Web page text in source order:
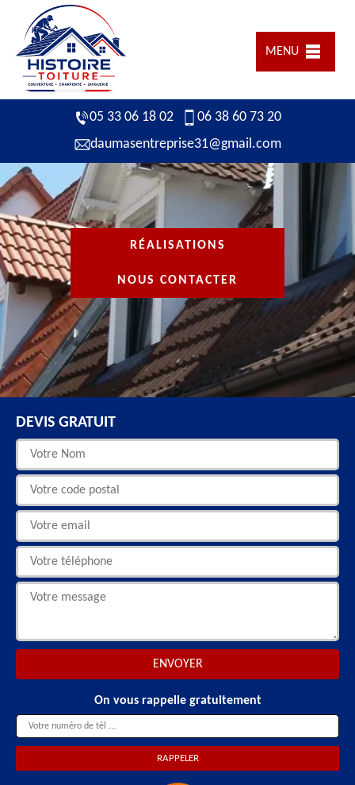
MENU
05 33 06 18 02
06 38 60 73 20
daumasentreprise31@gmail.com
RÉALISATIONS
NOUS CONTACTER
DEVIS GRATUIT
On vous rappelle gratuitement